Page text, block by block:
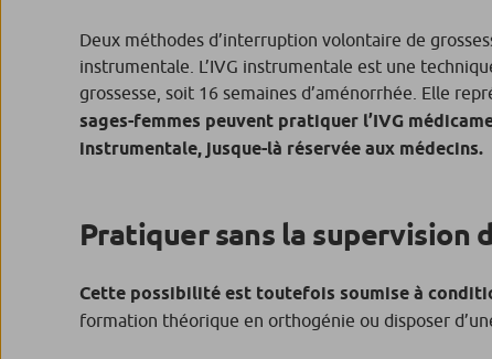
Deux méthodes d’interruption volontaire de
instrumentale. L’IVG instrumentale est une
grossesse, soit 16 semaines d’aménorrhée. Elle
sages-femmes peuvent pratiquer l’IVG
instrumentale, jusque-là réservée aux médecins.
Pratiquer sans la supervision
Cette possibilité est toutefois soumise à
formation théorique en orthogénie ou disposer